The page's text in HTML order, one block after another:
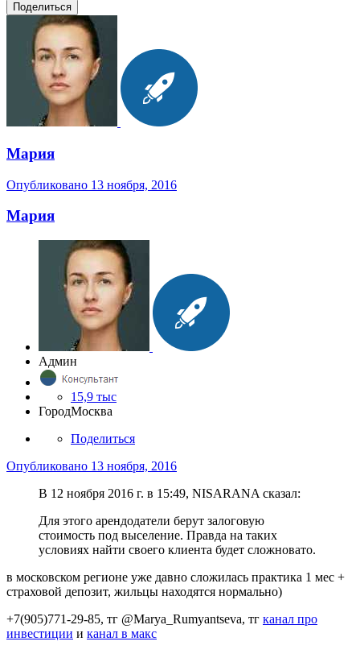
Поделиться
Мария
Опубликовано 13 ноября, 2016
Мария
Админ
15,9 тыс
ГородМосква
Поделиться
Опубликовано 13 ноября, 2016
В 12 ноября 2016 г. в 15:49, NISARANA сказал:
Для этого арендодатели берут залоговую
стоимость под выселение. Правда на таких
условиях найти своего клиента будет сложновато.
в московском регионе уже давно сложилась практика 1 мес +
страховой депозит, жильцы находятся нормально)
+7(905)771-29-85, тг @Marya_Rumyantseva, тг канал про
инвестиции и канал в макс